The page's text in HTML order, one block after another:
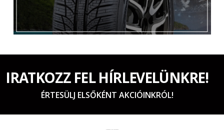
IRATKOZZ FEL HÍRLEVELÜNKRE!
ÉRTESÜLJ ELSŐKÉNT AKCIÓINKRÓL!